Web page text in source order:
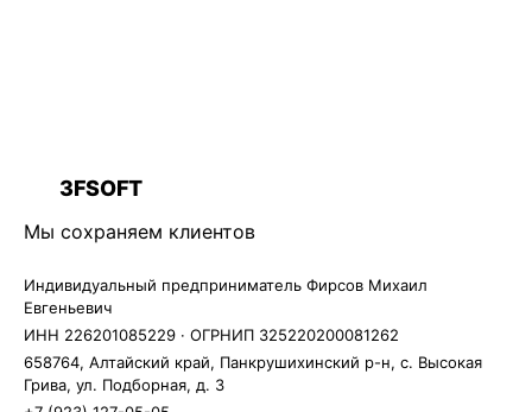
3FSOFT
Мы сохраняем клиентов
Индивидуальный предприниматель Фирсов Михаил
Евгеньевич
ИНН 226201085229 · ОГРНИП 325220200081262
658764, Алтайский край, Панкрушихинский р-н, с. Высокая
Грива, ул. Подборная, д. 3